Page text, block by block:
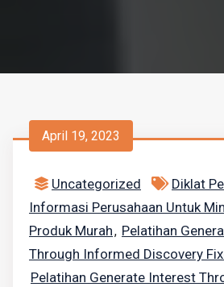
April 19, 2023
Uncategorized
Diklat
Informasi Perusahaan Untuk
Produk Murah, Pelatihan
Through Informed Discovery
Pelatihan Generate Interest